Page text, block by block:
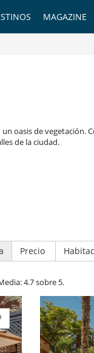
MAGAZINE
oasis de vegetación.
de la ciudad.
Precio
4.7 sobre 5.